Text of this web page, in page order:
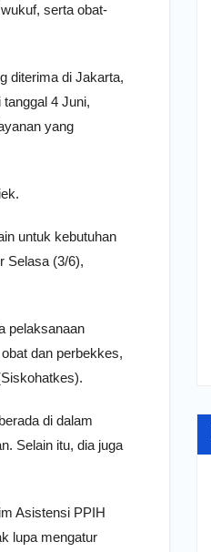
serta obat-
diterima di Jakarta,
4 Juni,
yang
untuk kebutuhan
Selasa (3/6),
pelaksanaan
dan perbekkes,
di dalam
Selain itu, dia juga
Asistensi PPIH
lupa mengatur